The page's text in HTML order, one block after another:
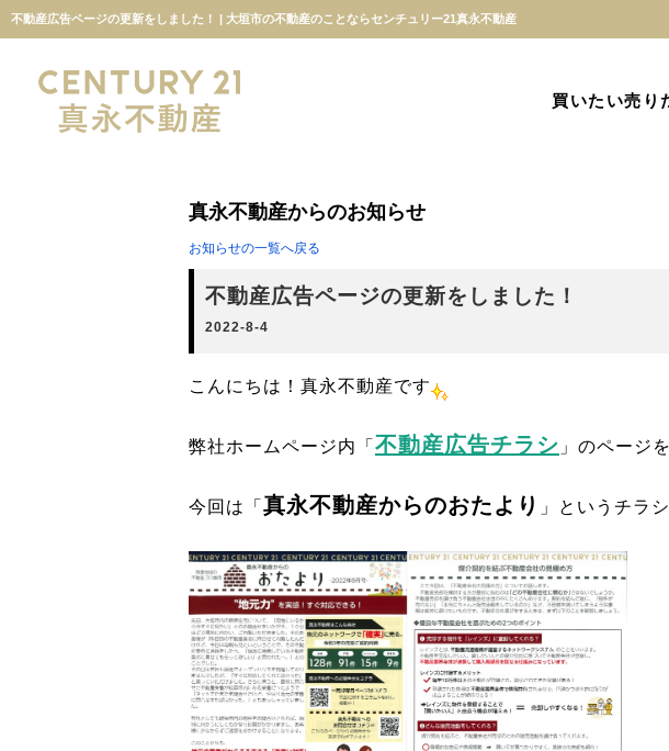
不動産広告ページの更新をしました！ | 大垣市の不動産のことならセンチュリー21真永不動産
買いたい売り
真永不動産からのお知らせ
お知らせの一覧へ戻る
不動産広告ページの更新をしました！
2022-8-4
こんにちは！真永不動産です
弊社ホームページ内「 不動産広告チラシ 」のページを
今回は「 真永不動産からのおたより 」というチラ